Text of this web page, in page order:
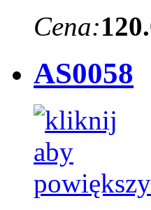
Cena:
AS0058